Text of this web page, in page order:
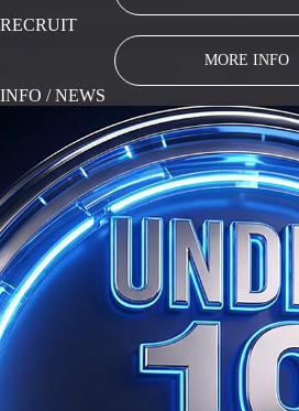
RECRUIT
MORE INFO
INFO / NEWS